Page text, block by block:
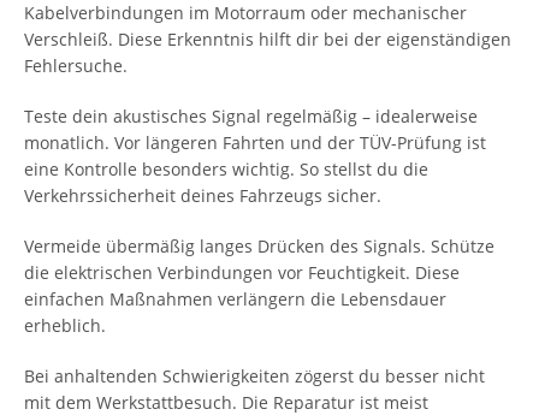
Kabelverbindungen im Motorraum oder mechanischer
Verschleiß. Diese Erkenntnis hilft dir bei der eigenständigen
Fehlersuche.
Teste dein akustisches Signal regelmäßig – idealerweise
monatlich. Vor längeren Fahrten und der TÜV-Prüfung ist
eine Kontrolle besonders wichtig. So stellst du die
Verkehrssicherheit deines Fahrzeugs sicher.
Vermeide übermäßig langes Drücken des Signals. Schütze
die elektrischen Verbindungen vor Feuchtigkeit. Diese
einfachen Maßnahmen verlängern die Lebensdauer
erheblich.
Bei anhaltenden Schwierigkeiten zögerst du besser nicht
mit dem Werkstattbesuch. Die Reparatur ist meist